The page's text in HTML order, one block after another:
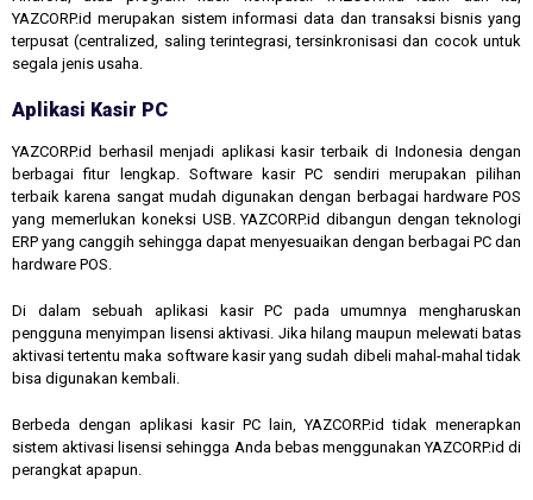
YAZCORP.id merupakan sistem informasi data dan transaksi bisnis yang
terpusat (centralized, saling terintegrasi, tersinkronisasi dan cocok untuk
segala jenis usaha.
Aplikasi Kasir PC
YAZCORP.id berhasil menjadi aplikasi kasir terbaik di Indonesia dengan
berbagai fitur lengkap. Software kasir PC sendiri merupakan pilihan
terbaik karena sangat mudah digunakan dengan berbagai hardware POS
yang memerlukan koneksi USB. YAZCORP.id dibangun dengan teknologi
ERP yang canggih sehingga dapat menyesuaikan dengan berbagai PC dan
hardware POS.
Di dalam sebuah aplikasi kasir PC pada umumnya mengharuskan
pengguna menyimpan lisensi aktivasi. Jika hilang maupun melewati batas
aktivasi tertentu maka software kasir yang sudah dibeli mahal-mahal tidak
bisa digunakan kembali.
Berbeda dengan aplikasi kasir PC lain, YAZCORP.id tidak menerapkan
sistem aktivasi lisensi sehingga Anda bebas menggunakan YAZCORP.id di
perangkat apapun.